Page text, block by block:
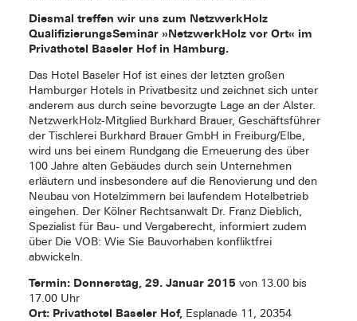
Diesmal treffen wir uns zum NetzwerkHolz
QualifizierungsSeminar »NetzwerkHolz vor Ort« im
Privathotel Baseler Hof in Hamburg.
Das Hotel Baseler Hof ist eines der letzten großen
Hamburger Hotels in Privatbesitz und zeichnet sich unter
anderem aus durch seine bevorzugte Lage an der Alster.
NetzwerkHolz-Mitglied Burkhard Brauer, Geschäftsführer
der Tischlerei Burkhard Brauer GmbH in Freiburg/Elbe,
wird uns bei einem Rundgang die Erneuerung des über
100 Jahre alten Gebäudes durch sein Unternehmen
erläutern und insbesondere auf die Renovierung und den
Neubau von Hotelzimmern bei laufendem Hotelbetrieb
eingehen. Der Kölner Rechtsanwalt Dr. Franz Dieblich,
Spezialist für Bau- und Vergaberecht, informiert zudem
über Die VOB: Wie Sie Bauvorhaben konfliktfrei
abwickeln.
Termin: Donnerstag, 29. Januar 2015 von 13.00 bis
17.00 Uhr
Ort: Privathotel Baseler Hof, Esplanade 11, 20354